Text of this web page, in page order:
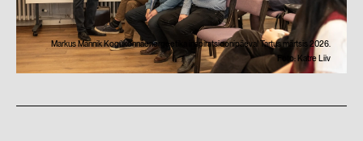
Markus Männik Kogukonnaenergeetika inspiratsioonipäeval Tartus märtsis 2026.
Foto: Katre Liiv